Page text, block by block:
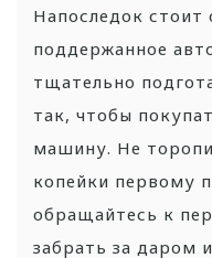
Напоследок стоит
поддержанное
тщательно
так, чтобы
машину. Не
копейки первому
обращайтесь к
забрать за даром